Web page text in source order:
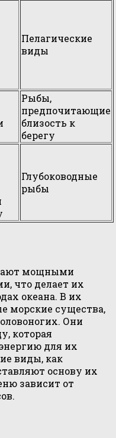
Пелагические
виды
Рыбы,
предпочитающие
близость к
берегу
Глубоководные
рыбы
мощными
что делает их
океана. В их
морские существа,
Они
которая
для их
виды, как
основу их
зависит от